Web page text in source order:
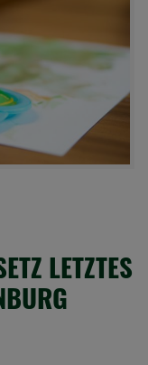
LETZTES